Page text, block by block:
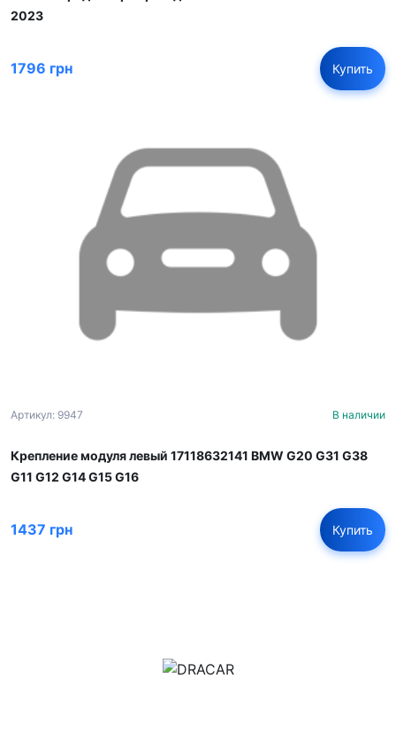
2023
1796 грн Купить
Артикул: 9947 В наличии
Крепление модуля левый 17118632141 BMW G20 G31 G38
G11 G12 G14 G15 G16
1437 грн Купить